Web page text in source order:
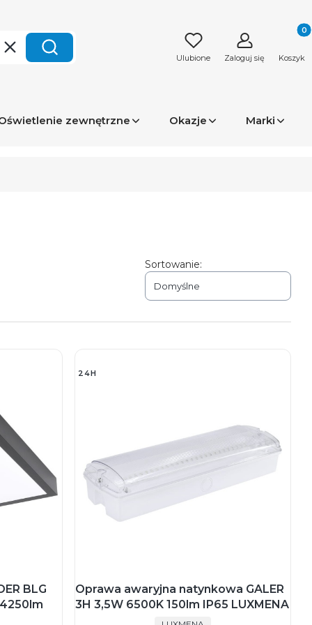
WyczyśćSzukaj Ulubione Zaloguj się Koszyk
zewnętrzne Okazje Marki
Sortowanie:
Domyślne
BLG
24H
Oprawa awaryjna natynkowa GALER
3H 3,5W 6500K 150lm IP65 LUXMENA
PRODUCENT